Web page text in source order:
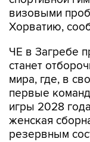
визовыми
Хорватию,
ЧЕ в Загребе
станет
мира, где, в
первые
игры 2028
женская
резервным